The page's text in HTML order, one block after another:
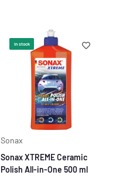
In stock
Sonax
Sonax XTREME Ceramic
Polish All-in-One 500 ml